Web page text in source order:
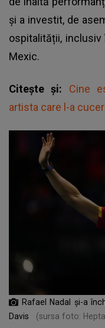
și a investit, de
ospitalității, inclusiv
Mexic.
Citește și: Cine
artista care l-a
Rafael Nadal și-a
Davis
(sursa foto: